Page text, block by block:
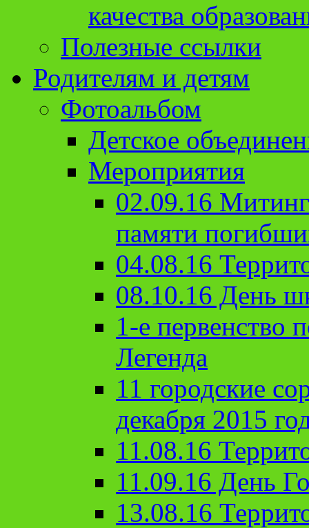
качества
Полезные ссылки
Родителям и детям
Фотоальбом
Детское
Мероприятия
02.09.16
памяти
04.08.16
08.10.16 День
1-е первенство
Легенда
11 городские
декабря 2015
11.08.16
11.09.16 День
13.08.16